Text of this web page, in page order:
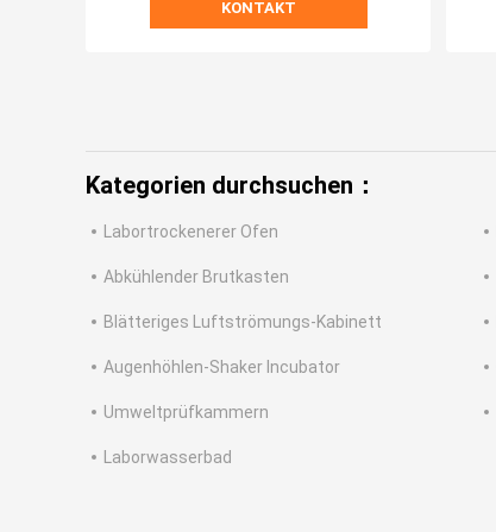
KONTAKT
Kategorien durchsuchen：
Labortrockenerer Ofen
Abkühlender Brutkasten
Blätteriges Luftströmungs-Kabinett
Augenhöhlen-Shaker Incubator
Umweltprüfkammern
Laborwasserbad